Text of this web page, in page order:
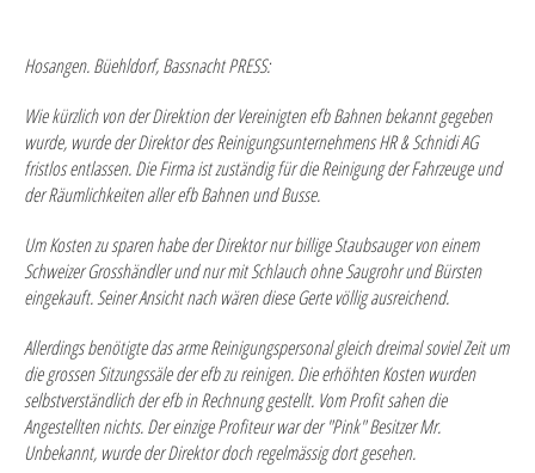
Hosangen.Büehldorf,Bassnacht PRESS:
Wie kürzlich von der Direktion der Vereinigten efb Bahnen bekannt gegeben
wurde, wurde der Direktor des Reinigungsunternehmens HR & Schnidi AG
fristlos entlassen. Die Firma ist zuständig für die Reinigung der Fahrzeuge und
der Räumlichkeiten aller efb Bahnen und Busse.
Um Kosten zu sparen habe der Direktor nur billige Staubsauger von einem
Schweizer Grosshändler und nur mit Schlauch ohne Saugrohr und Bürsten
eingekauft. Seiner Ansicht nach wären diese Gerte völlig ausreichend.
Allerdings benötigte das arme Reinigungspersonal gleich dreimal soviel Zeit um
die grossen Sitzungssäle der efb zu reinigen. Die erhöhten Kosten wurden
selbstverständlich der efb in Rechnung gestellt. Vom Profit sahen die
Angestellten nichts. Der einzige Profiteur war der "Pink" Besitzer Mr.
Unbekannt, wurde der Direktor doch regelmässig dort gesehen.